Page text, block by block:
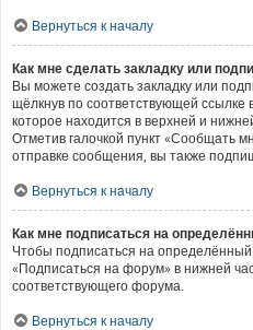
Вернуться к началу
Как мне сделать закладку или
Вы можете создать закладку или
щёлкнув по соответствующей ссылке
которое находится в верхней и
Отметив галочкой пункт «Сообщать
отправке сообщения, вы также
Вернуться к началу
Как мне подписаться на
Чтобы подписаться на
«Подписаться на форум» в нижней
соответствующего форума.
Вернуться к началу